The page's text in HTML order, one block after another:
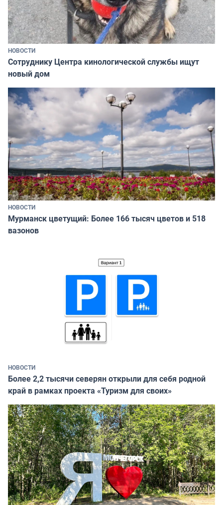
НОВОСТИ
Сотруднику Центра кинологической службы ищут
новый дом
НОВОСТИ
Мурманск цветущий: Более 166 тысяч цветов и 518
вазонов
НОВОСТИ
Более 2,2 тысячи северян открыли для себя родной
край в рамках проекта «Туризм для своих»